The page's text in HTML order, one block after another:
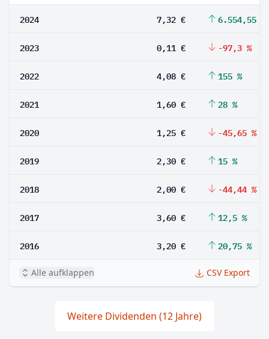
2024 7,32 € 6.554,55 %
2023 0,11 € -97,3 %
2022 4,08 € 155 %
2021 1,60 € 28 %
2020 1,25 € -45,65 %
2019 2,30 € 15 %
2018 2,00 € -44,44 %
2017 3,60 € 12,5 %
2016 3,20 € 20,75 %
Alle aufklappen CSV Export
Weitere Dividenden (12 Jahre)